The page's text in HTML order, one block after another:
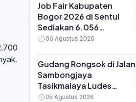
Job Fair Kabupaten
Bogor 2026 di Sentul
Sediakan 6.056
Lowongan Kerja untuk
Capai 5.000 Orang
06 Agustus 2026
Gudang Rongsok di Jalan
Sambongjaya
Tasikmalaya Ludes
Terbakar, 7 Unit Damkar
05 Agustus 2026